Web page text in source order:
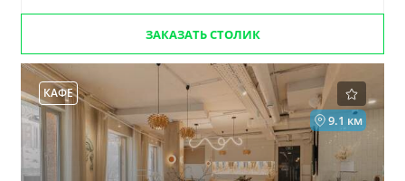
ЗАКАЗАТЬ СТОЛИК
КАФЕ
9.1 км